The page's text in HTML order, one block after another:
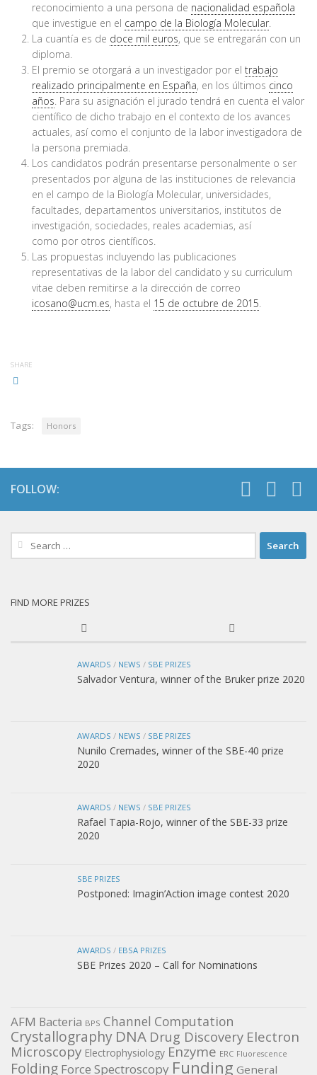
reconocimiento a una persona de nacionalidad española
que investigue en el campo de la Biología Molecular.
La cuantía es de doce mil euros, que se entregarán con un
diploma.
El premio se otorgará a un investigador por el trabajo
realizado principalmente en España, en los últimos cinco
años. Para su asignación el jurado tendrá en cuenta el valor
científico de dicho trabajo en el contexto de los avances
actuales, así como el conjunto de la labor investigadora de
la persona premiada.
Los candidatos podrán presentarse personalmente o ser
presentados por alguna de las instituciones de relevancia
en el campo de la Biología Molecular, universidades,
facultades, departamentos universitarios, institutos de
investigación, sociedades, reales academias, así
como por otros científicos.
Las propuestas incluyendo las publicaciones
representativas de la labor del candidato y su curriculum
vitae deben remitirse a la dirección de correo
icosano@ucm.es, hasta el 15 de octubre de 2015.
SHARE
Tags: Honors
FOLLOW:
Search
for:
FIND MORE PRIZES
AWARDS / NEWS / SBE PRIZES
Salvador Ventura, winner of the Bruker prize 2020
AWARDS / NEWS / SBE PRIZES
Nunilo Cremades, winner of the SBE-40 prize
2020
AWARDS / NEWS / SBE PRIZES
Rafael Tapia-Rojo, winner of the SBE-33 prize
2020
SBE PRIZES
Postponed: Imagin’Action image contest 2020
AWARDS / EBSA PRIZES
SBE Prizes 2020 – Call for Nominations
AFM Bacteria BPS Channel Computation
Crystallography DNA Drug Discovery Electron
Microscopy Electrophysiology Enzyme ERC Fluorescence
Folding Force Spectroscopy Funding General